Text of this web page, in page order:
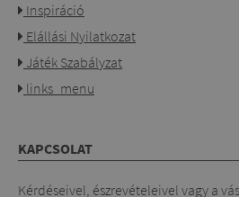
Inspiráció
Elállási Nyilatkozat
Játék Szabályzat
links_menu
KAPCSOLAT
Kérdéseivel, észrevételeivel vagy a